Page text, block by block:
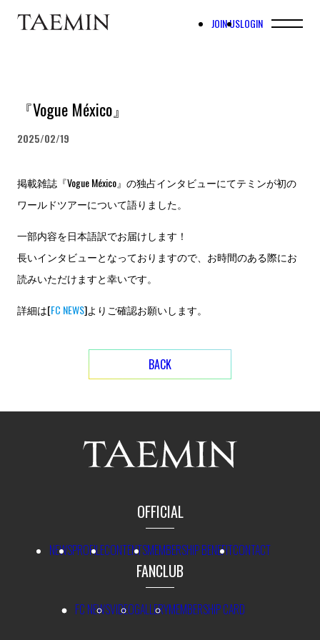
JOIN USLOGIN
『Vogue México』
2025/02/19
掲載雑誌『Vogue México』の独占インタビューにてテミンが初の
ワールドツアーについて語りました。
一部内容を日本語訳でお届けします！
長いインタビューとなっておりますので、お時間のある際にお
読みいただけますと幸いです。
詳細は[FC NEWS]よりご確認お願いします。
BACK
OFFICIAL
NEWSPROFILECONTENTSMEMBERSHIP BENEFITCONTACT
FANCLUB
FC NEWSVIDEOGALLERYMEMBERSHIP CARD